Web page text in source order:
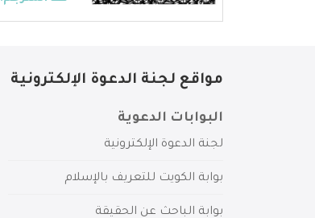
مواقع لجنة الدعوة الإلكترونية
البوابات الدعوية
لجنة الدعوة الإلكترونية
بوابة الكويت للتعريف بالإسلام
بوابة الباحث عن الحقيقة